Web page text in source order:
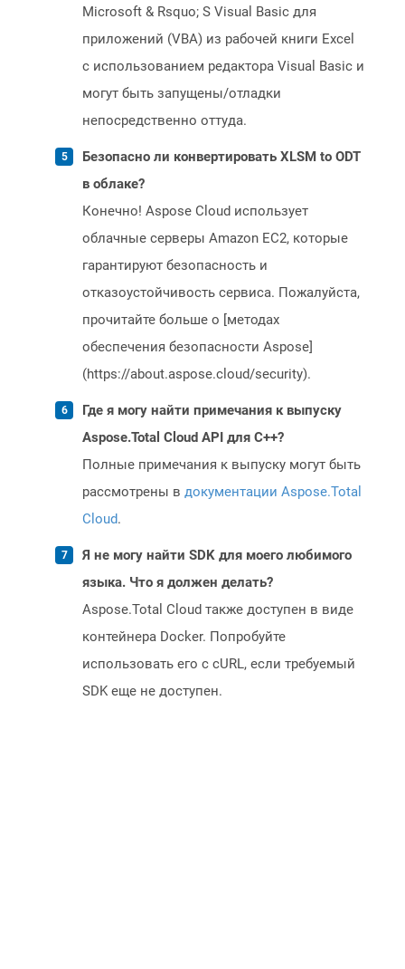
Microsoft & Rsquo; S Visual Basic для
приложений (VBA) из рабочей книги Excel
с использованием редактора Visual Basic и
могут быть запущены/отладки
непосредственно оттуда.
Безопасно ли конвертировать XLSM to ODT
в облаке?
Конечно! Aspose Cloud использует
облачные серверы Amazon EC2, которые
гарантируют безопасность и
отказоустойчивость сервиса. Пожалуйста,
прочитайте больше о [методах
обеспечения безопасности Aspose]
(https://about.aspose.cloud/security).
Где я могу найти примечания к выпуску
Aspose.Total Cloud API для C++?
Полные примечания к выпуску могут быть
рассмотрены в документации Aspose.Total
Cloud.
Я не могу найти SDK для моего любимого
языка. Что я должен делать?
Aspose.Total Cloud также доступен в виде
контейнера Docker. Попробуйте
использовать его с cURL, если требуемый
SDK еще не доступен.